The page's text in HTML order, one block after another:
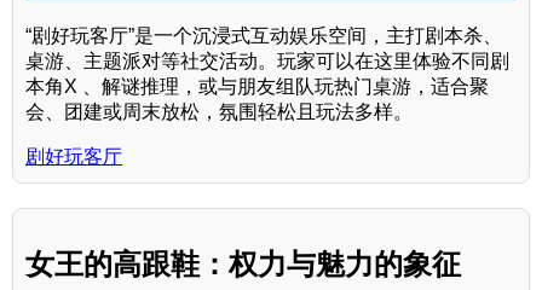
“剧好玩客厅”是一个沉浸式互动娱乐空间，主打剧本杀、
桌游、主题派对等社交活动。玩家可以在这里体验不同剧
本角X 、解谜推理，或与朋友组队玩热门桌游，适合聚
会、团建或周末放松，氛围轻松且玩法多样。
剧好玩客厅
女王的高跟鞋：权力与魅力的象征